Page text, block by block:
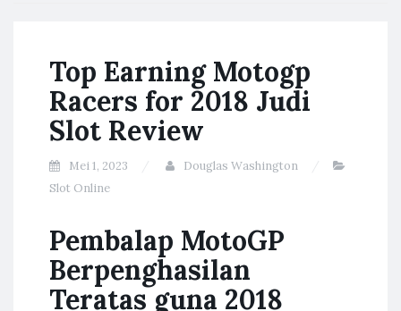
Top Earning Motogp
Racers for 2018 Judi
Slot Review
Mei 1, 2023
Douglas Washington
Slot Online
Pembalap MotoGP
Berpenghasilan
Teratas guna 2018